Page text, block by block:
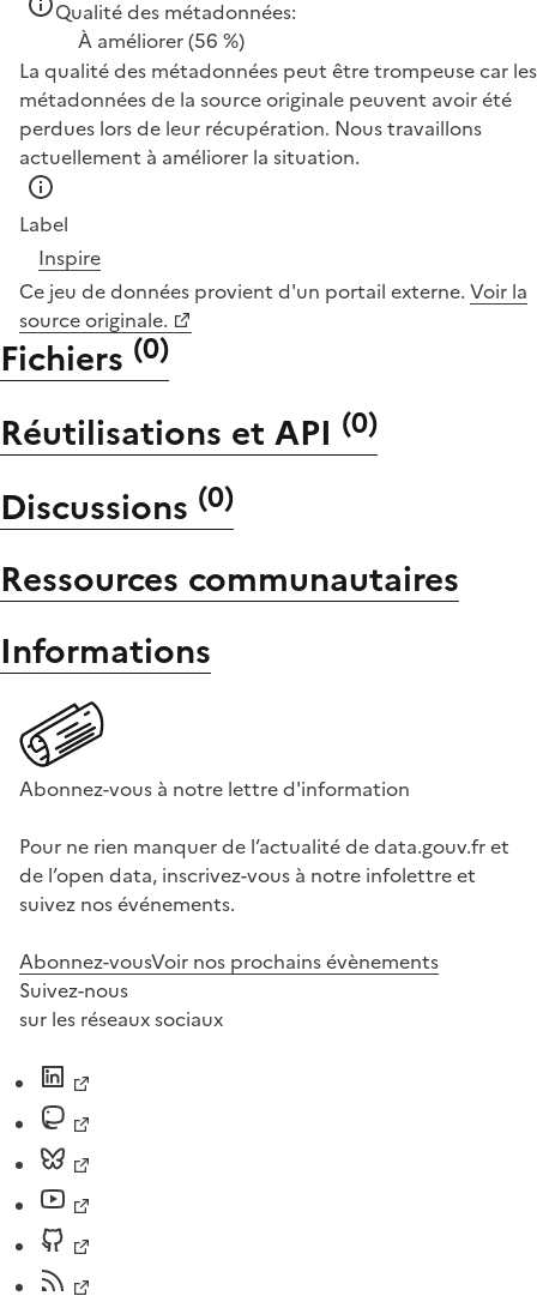
Qualité des métadonnées:
À améliorer(56 %)
La qualité des métadonnées peut être trompeuse car les
métadonnées de la source originale peuvent avoir été
perdues lors de leur récupération. Nous travaillons
actuellement à améliorer la situation.
Label
Inspire
Ce jeu de données provient d'un portail externe. Voir la
source originale.
Fichiers (0)
Réutilisations et API (0)
Discussions (0)
Ressources communautaires
Informations
Abonnez-vous à notre lettre d'information
Pour ne rien manquer de l’actualité de data.gouv.fr et
de l’open data, inscrivez-vous à notre infolettre et
suivez nos événements.
Abonnez-vousVoir nos prochains évènements
Suivez-nous
sur les réseaux sociaux